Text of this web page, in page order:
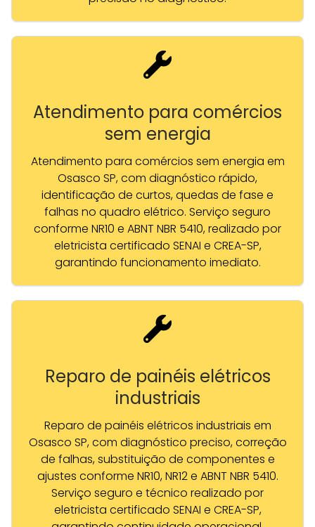
Atendimento para comércios
sem energia
Atendimento para comércios sem energia em
Osasco SP, com diagnóstico rápido,
identificação de curtos, quedas de fase e
falhas no quadro elétrico. Serviço seguro
conforme NR10 e ABNT NBR 5410, realizado por
eletricista certificado SENAI e CREA-SP,
garantindo funcionamento imediato.
Reparo de painéis elétricos
industriais
Reparo de painéis elétricos industriais em
Osasco SP, com diagnóstico preciso, correção
de falhas, substituição de componentes e
ajustes conforme NR10, NR12 e ABNT NBR 5410.
Serviço seguro e técnico realizado por
eletricista certificado SENAI e CREA-SP,